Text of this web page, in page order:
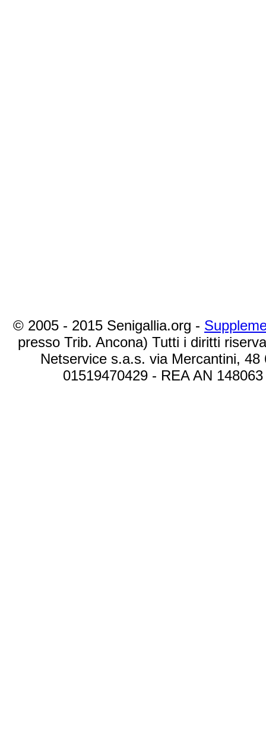
© 2005 - 2015 Senigallia.org -
presso Trib. Ancona) Tutti i diritti
Netservice s.a.s. via Mercantini,
01519470429 - REA AN